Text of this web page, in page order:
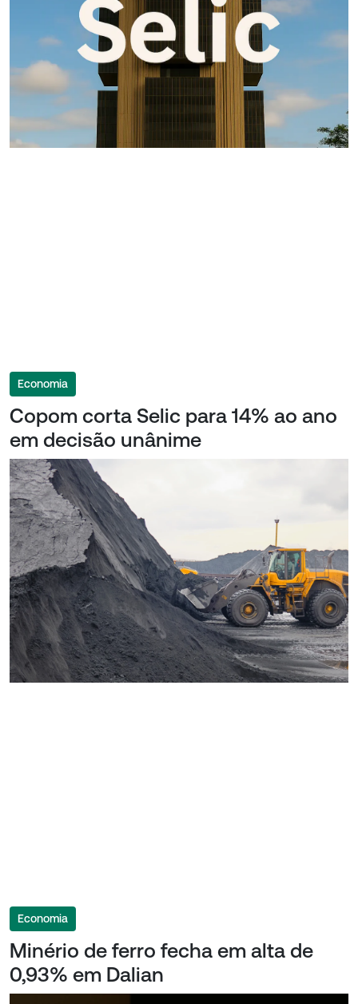
Economia
Copom corta Selic para 14% ao ano
em decisão unânime
Economia
Minério de ferro fecha em alta de
0,93% em Dalian